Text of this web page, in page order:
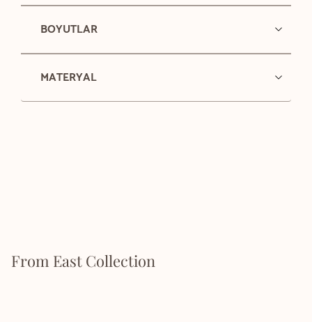
BOYUTLAR
MATERYAL
From East Collection